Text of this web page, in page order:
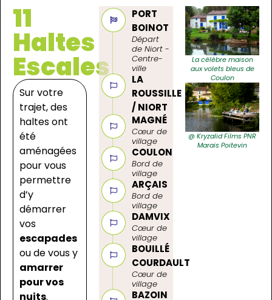
11
Haltes
Escales
Sur votre
trajet, des
haltes ont
été
aménagées
pour vous
permettre
d’y
démarrer
vos
escapades
ou de vous y
amarrer
pour vos
nuits.
PORT
BOINOT
Départ
de Niort -
Centre-
ville
LA
ROUSSILLE
/ NIORT
MAGNÉ
Cœur de
village
COULON
Bord de
village
ARÇAIS
Bord de
village
DAMVIX
Cœur de
village
BOUILLÉ
COURDAULT
Cœur de
village
BAZOIN
La célèbre maison
aux volets bleus de
Coulon
@ Kryzalid Films PNR
Marais Poitevin